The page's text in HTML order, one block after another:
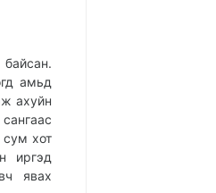
амьд
ахуйн
сум хот
иргэд
явах